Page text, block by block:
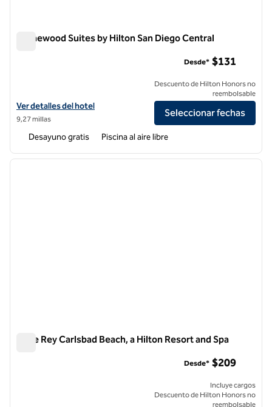
Homewood Suites by Hilton San Diego Central
Ver detalles del hotel Homewood Suites by Hilton San Diego Central
Ver detalles del hotel
9,27 millas
Desde* $131
Descuento de Hilton Honors no
reembolsable
Seleccionar fechas
Desayuno gratis Piscina al aire libre
1 de 12
Cape Rey Carlsbad Beach, a Hilton Resort and Spa
Desde* $209
Incluye cargos
Descuento de Hilton Honors no
reembolsable